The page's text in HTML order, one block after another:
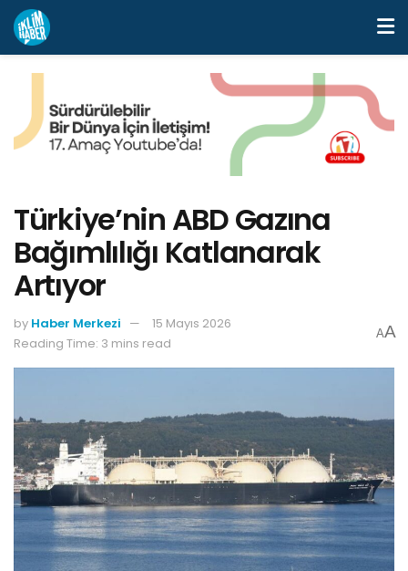
Türkiye’nin ABD Gazına
Bağımlılığı Katlanarak
Artıyor
by Haber Merkezi
15 Mayıs 2026
Reading Time: 3 mins read
AA